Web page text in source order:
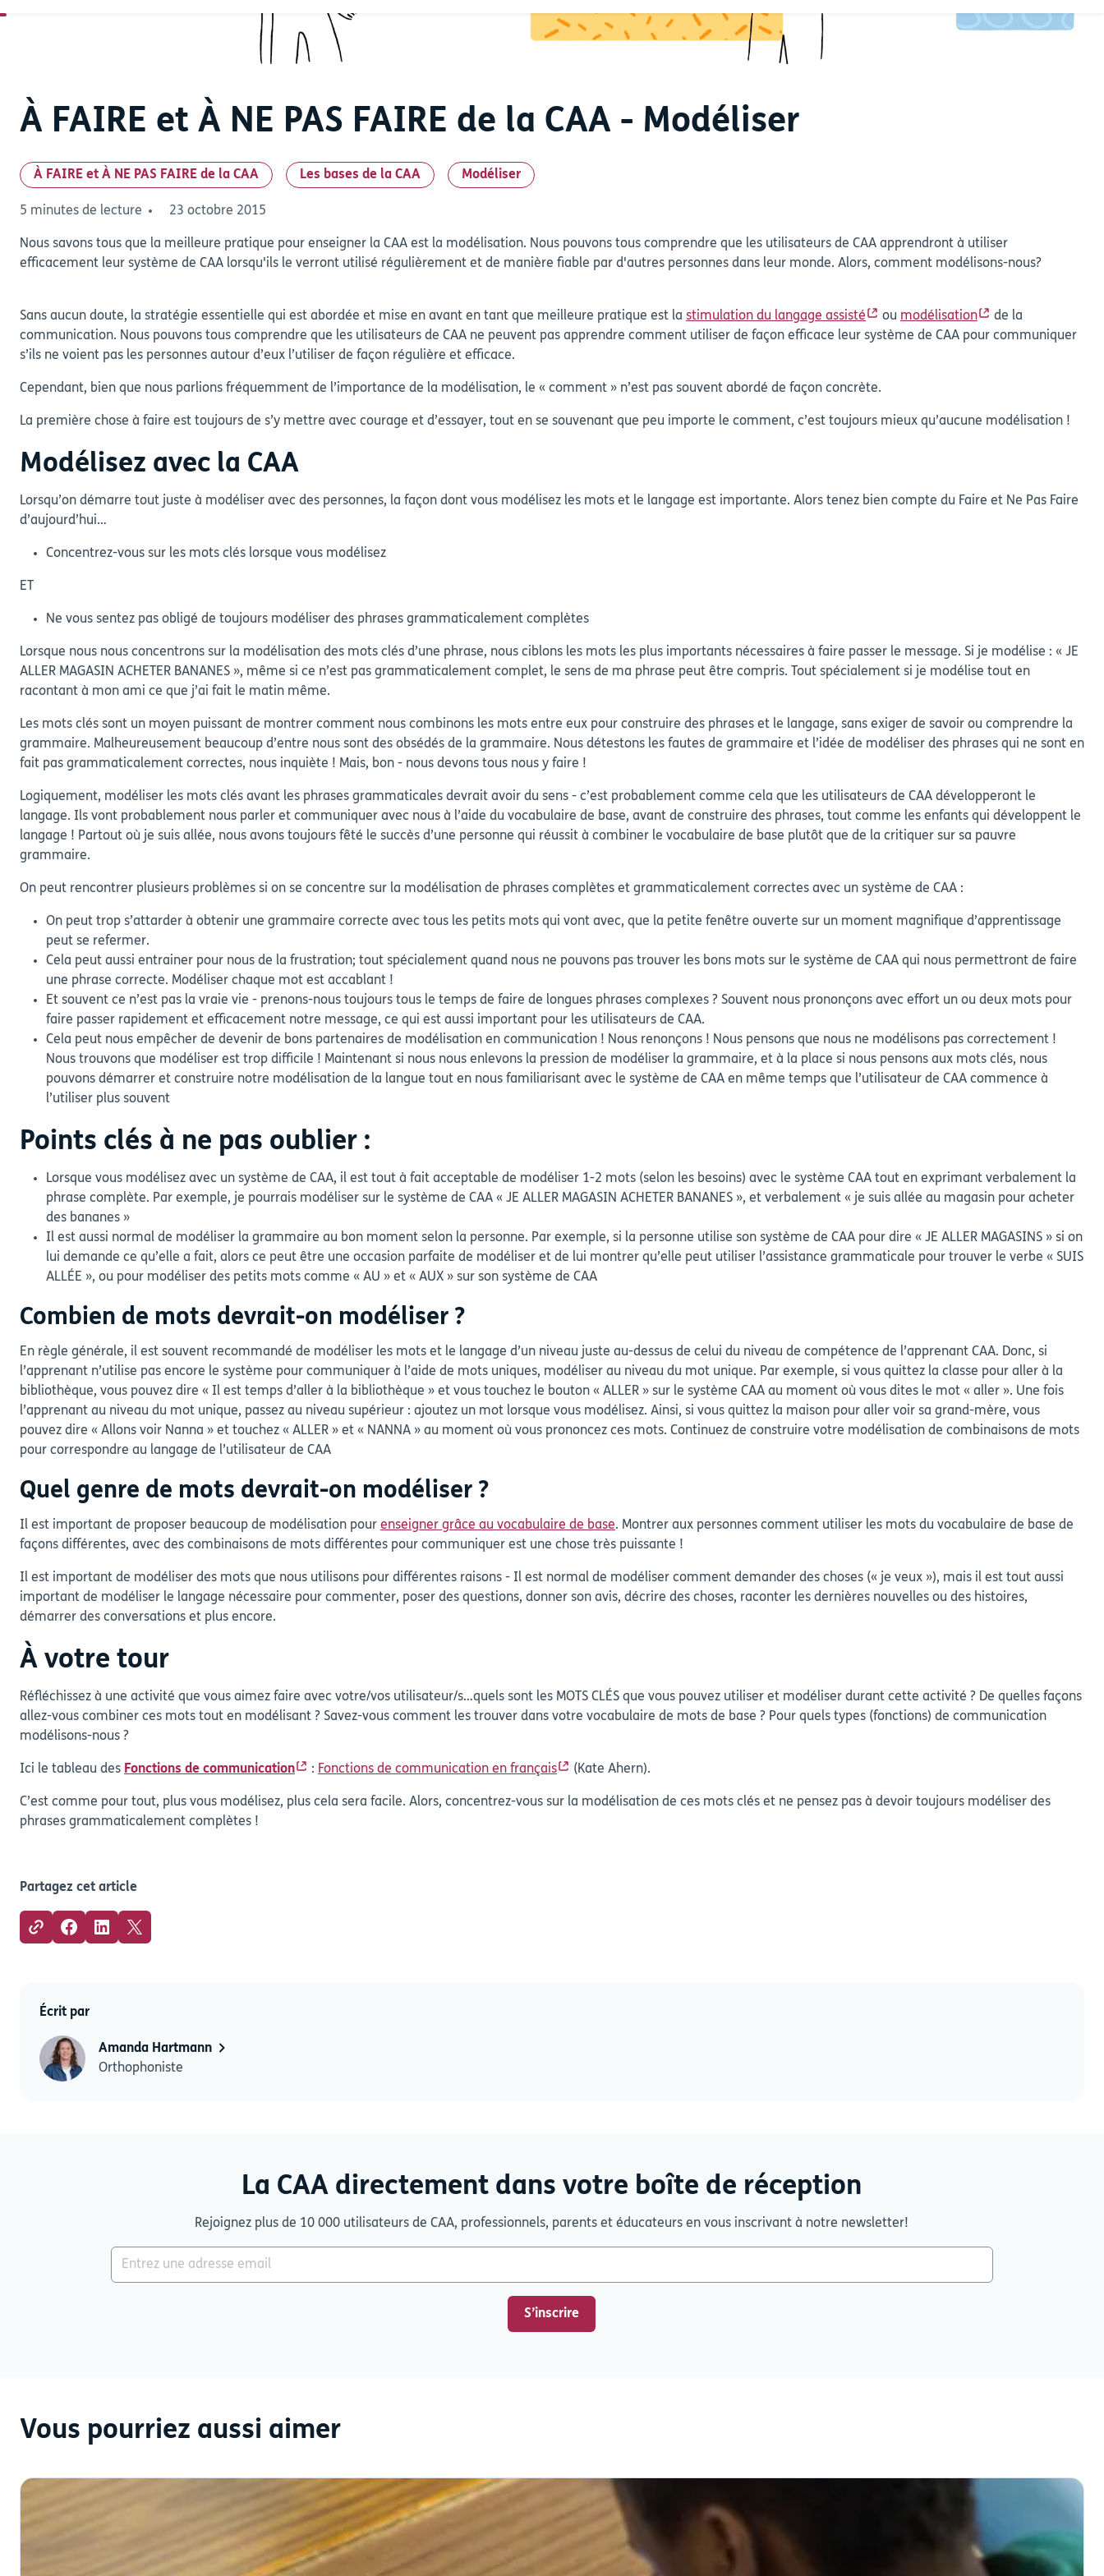
À FAIRE et À NE PAS FAIRE de la CAA - Modéliser
À FAIRE et À NE PAS FAIRE de la CAA Les bases de la CAA Modéliser
5 minutes de lecture 23 octobre 2015
Nous savons tous que la meilleure pratique pour enseigner la CAA est la modélisation. Nous pouvons tous comprendre que les utilisateurs de CAA apprendront à utiliser
efficacement leur système de CAA lorsqu'ils le verront utilisé régulièrement et de manière fiable par d'autres personnes dans leur monde. Alors, comment modélisons-nous?
Sans aucun doute, la stratégie essentielle qui est abordée et mise en avant en tant que meilleure pratique est la stimulation du langage assisté ou modélisation
de la
communication. Nous pouvons tous comprendre que les utilisateurs de CAA ne peuvent pas apprendre comment utiliser de façon efficace leur système de CAA pour communiquer
s’ils ne voient pas les personnes autour d’eux l’utiliser de façon régulière et efficace.
Cependant, bien que nous parlions fréquemment de l’importance de la modélisation, le « comment » n’est pas souvent abordé de façon concrète.
La première chose à faire est toujours de s’y mettre avec courage et d’essayer, tout en se souvenant que peu importe le comment, c’est toujours mieux qu’aucune modélisation !
Modélisez avec la CAA
Lorsqu’on démarre tout juste à modéliser avec des personnes, la façon dont vous modélisez les mots et le langage est importante. Alors tenez bien compte du Faire et Ne Pas Faire
d’aujourd’hui…
Concentrez-vous sur les mots clés lorsque vous modélisez
ET
Ne vous sentez pas obligé de toujours modéliser des phrases grammaticalement complètes
Lorsque nous nous concentrons sur la modélisation des mots clés d’une phrase, nous ciblons les mots les plus importants nécessaires à faire passer le message. Si je modélise : « JE
ALLER MAGASIN ACHETER BANANES », même si ce n’est pas grammaticalement complet, le sens de ma phrase peut être compris. Tout spécialement si je modélise tout en
racontant à mon ami ce que j’ai fait le matin même.
Les mots clés sont un moyen puissant de montrer comment nous combinons les mots entre eux pour construire des phrases et le langage, sans exiger de savoir ou comprendre la
grammaire. Malheureusement beaucoup d’entre nous sont des obsédés de la grammaire. Nous détestons les fautes de grammaire et l’idée de modéliser des phrases qui ne sont en
fait pas grammaticalement correctes, nous inquiète ! Mais, bon - nous devons tous nous y faire !
Logiquement, modéliser les mots clés avant les phrases grammaticales devrait avoir du sens - c’est probablement comme cela que les utilisateurs de CAA développeront le
langage. Ils vont probablement nous parler et communiquer avec nous à l’aide du vocabulaire de base, avant de construire des phrases, tout comme les enfants qui développent le
langage ! Partout où je suis allée, nous avons toujours fêté le succès d’une personne qui réussit à combiner le vocabulaire de base plutôt que de la critiquer sur sa pauvre
grammaire.
On peut rencontrer plusieurs problèmes si on se concentre sur la modélisation de phrases complètes et grammaticalement correctes avec un système de CAA :
On peut trop s’attarder à obtenir une grammaire correcte avec tous les petits mots qui vont avec, que la petite fenêtre ouverte sur un moment magnifique d’apprentissage
peut se refermer.
Cela peut aussi entrainer pour nous de la frustration; tout spécialement quand nous ne pouvons pas trouver les bons mots sur le système de CAA qui nous permettront de faire
une phrase correcte. Modéliser chaque mot est accablant !
Et souvent ce n’est pas la vraie vie - prenons-nous toujours tous le temps de faire de longues phrases complexes ? Souvent nous prononçons avec effort un ou deux mots pour
faire passer rapidement et efficacement notre message, ce qui est aussi important pour les utilisateurs de CAA.
Cela peut nous empêcher de devenir de bons partenaires de modélisation en communication ! Nous renonçons ! Nous pensons que nous ne modélisons pas correctement !
Nous trouvons que modéliser est trop difficile ! Maintenant si nous nous enlevons la pression de modéliser la grammaire, et à la place si nous pensons aux mots clés, nous
pouvons démarrer et construire notre modélisation de la langue tout en nous familiarisant avec le système de CAA en même temps que l’utilisateur de CAA commence à
l’utiliser plus souvent
Points clés à ne pas oublier :
Lorsque vous modélisez avec un système de CAA, il est tout à fait acceptable de modéliser 1-2 mots (selon les besoins) avec le système CAA tout en exprimant verbalement la
phrase complète. Par exemple, je pourrais modéliser sur le système de CAA « JE ALLER MAGASIN ACHETER BANANES », et verbalement « je suis allée au magasin pour acheter
des bananes »
Il est aussi normal de modéliser la grammaire au bon moment selon la personne. Par exemple, si la personne utilise son système de CAA pour dire « JE ALLER MAGASINS » si on
lui demande ce qu’elle a fait, alors ce peut être une occasion parfaite de modéliser et de lui montrer qu’elle peut utiliser l’assistance grammaticale pour trouver le verbe « SUIS
ALLÉE », ou pour modéliser des petits mots comme « AU » et « AUX » sur son système de CAA
Combien de mots devrait-on modéliser ?
En règle générale, il est souvent recommandé de modéliser les mots et le langage d’un niveau juste au-dessus de celui du niveau de compétence de l’apprenant CAA. Donc, si
l’apprenant n’utilise pas encore le système pour communiquer à l’aide de mots uniques, modéliser au niveau du mot unique. Par exemple, si vous quittez la classe pour aller à la
bibliothèque, vous pouvez dire « Il est temps d’aller à la bibliothèque » et vous touchez le bouton « ALLER » sur le système CAA au moment où vous dites le mot « aller ». Une fois
l’apprenant au niveau du mot unique, passez au niveau supérieur : ajoutez un mot lorsque vous modélisez. Ainsi, si vous quittez la maison pour aller voir sa grand-mère, vous
pouvez dire « Allons voir Nanna » et touchez « ALLER » et « NANNA » au moment où vous prononcez ces mots. Continuez de construire votre modélisation de combinaisons de mots
pour correspondre au langage de l’utilisateur de CAA
Quel genre de mots devrait-on modéliser ?
Il est important de proposer beaucoup de modélisation pour enseigner grâce au vocabulaire de base. Montrer aux personnes comment utiliser les mots du vocabulaire de base de
façons différentes, avec des combinaisons de mots différentes pour communiquer est une chose très puissante !
Il est important de modéliser des mots que nous utilisons pour différentes raisons - Il est normal de modéliser comment demander des choses (« je veux »), mais il est tout aussi
important de modéliser le langage nécessaire pour commenter, poser des questions, donner son avis, décrire des choses, raconter les dernières nouvelles ou des histoires,
démarrer des conversations et plus encore.
À votre tour
Réfléchissez à une activité que vous aimez faire avec votre/vos utilisateur/s…quels sont les MOTS CLÉS que vous pouvez utiliser et modéliser durant cette activité ? De quelles façons
allez-vous combiner ces mots tout en modélisant ? Savez-vous comment les trouver dans votre vocabulaire de mots de base ? Pour quels types (fonctions) de communication
modélisons-nous ?
Ici le tableau des Fonctions de communication : Fonctions de communication en français (Kate Ahern).
C’est comme pour tout, plus vous modélisez, plus cela sera facile. Alors, concentrez-vous sur la modélisation de ces mots clés et ne pensez pas à devoir toujours modéliser des
phrases grammaticalement complètes !
Partagez cet article
Écrit par
Amanda Hartmann
Orthophoniste
La CAA directement dans votre boîte de réception
Rejoignez plus de 10 000 utilisateurs de CAA, professionnels, parents et éducateurs en vous inscrivant à notre newsletter!
Vous pourriez aussi aimer